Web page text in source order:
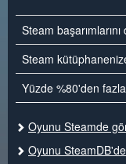
Steam
Steam
Yüzde %80'den
Oyunu Steamde
Oyunu